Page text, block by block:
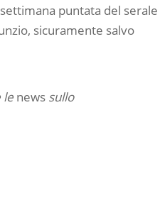
puntata del serale
sicuramente salvo
le news sullo